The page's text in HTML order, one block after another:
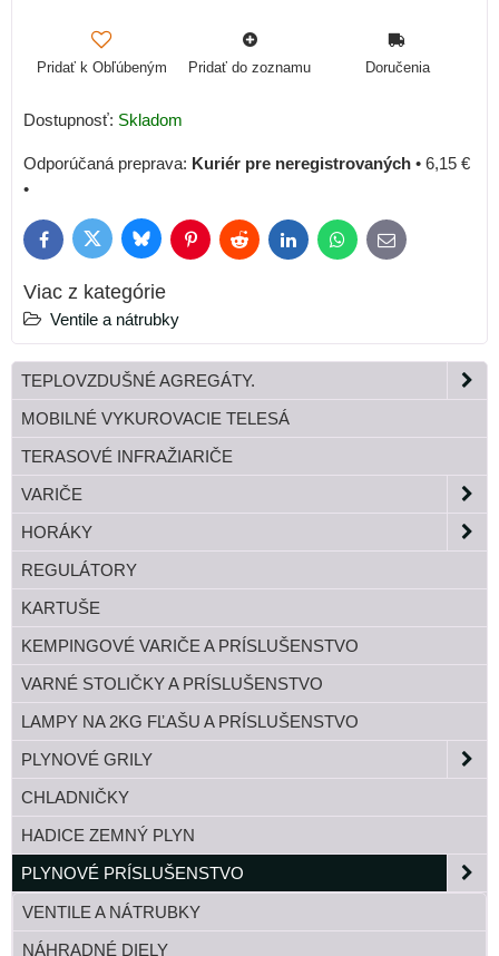
Pridať k Obľúbeným Pridať do zoznamu Doručenia
Dostupnosť: Skladom
Kuriér pre neregistrovaných • 6,15 €
•
FacebookTwitter BlueskyPinterestReddit LinkedInWhatsApp
E-
mail
Viac z kategórie
Ventile a nátrubky
TEPLOVZDUŠNÉ AGREGÁTY.
MOBILNÉ VYKUROVACIE TELESÁ
TERASOVÉ INFRAŽIARIČE
VARIČE
HORÁKY
REGULÁTORY
KARTUŠE
KEMPINGOVÉ VARIČE A PRÍSLUŠENSTVO
VARNÉ STOLIČKY A PRÍSLUŠENSTVO
LAMPY NA 2KG FĽAŠU A PRÍSLUŠENSTVO
PLYNOVÉ GRILY
CHLADNIČKY
HADICE ZEMNÝ PLYN
PLYNOVÉ PRÍSLUŠENSTVO
VENTILE A NÁTRUBKY
NÁHRADNÉ DIELY